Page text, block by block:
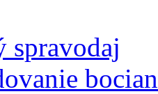
spravodaj